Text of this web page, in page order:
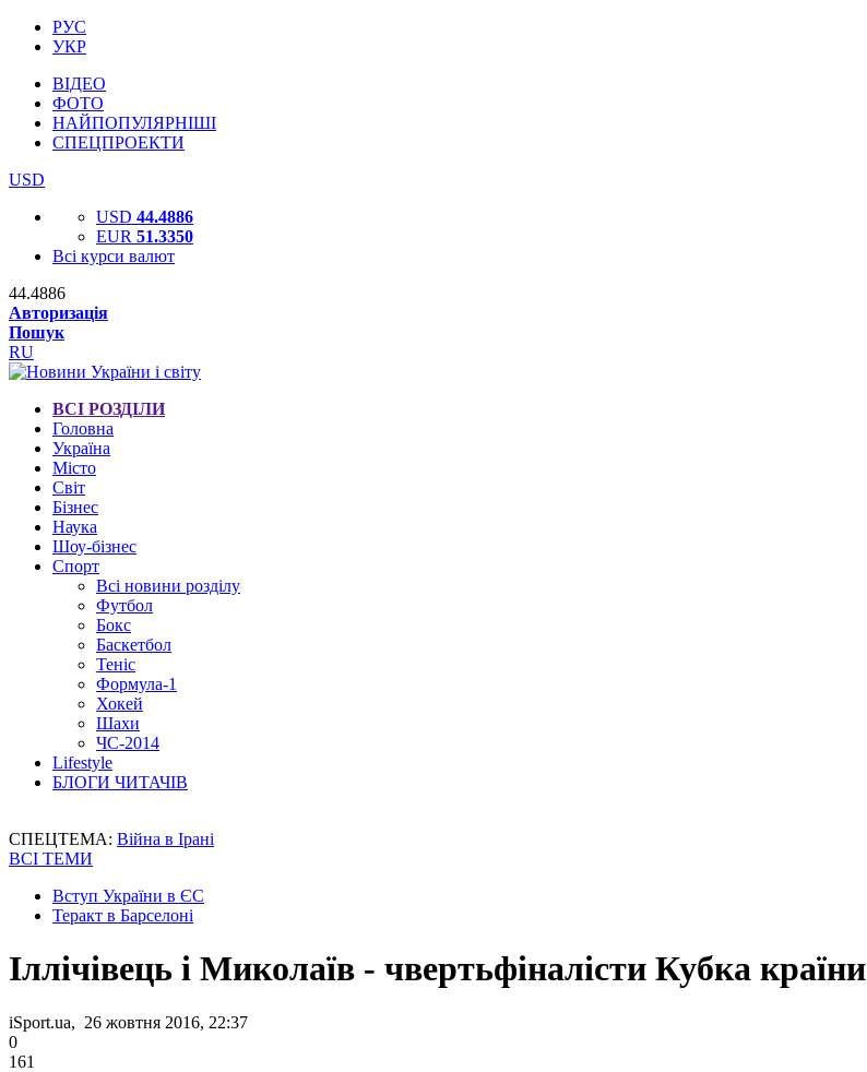
РУС
УКР
ВІДЕО
ФОТО
НАЙПОПУЛЯРНІШІ
СПЕЦПРОЕКТИ
USD
USD 44.4886
EUR 51.3350
Всі курси валют
44.4886
Авторизація
Пошук
RU
ВСІ РОЗДІЛИ
Головна
Україна
Місто
Світ
Бізнес
Наука
Шоу-бізнес
Спорт
Всі новини розділу
Футбол
Бокс
Баскетбол
Теніс
Формула-1
Хокей
Шахи
ЧС-2014
Lifestyle
БЛОГИ ЧИТАЧІВ
СПЕЦТЕМА: Війна в Ірані
ВСІ ТЕМИ
Вступ України в ЄС
Теракт в Барселоні
Іллічівець і Миколаїв - чвертьфіналісти Кубка країни
iSport.ua, 26 жовтня 2016, 22:37
0
161